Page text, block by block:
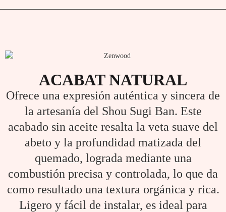
ACABAT NATURAL
Ofrece una expresión auténtica y sincera de
la artesanía del Shou Sugi Ban. Este
acabado sin aceite resalta la veta suave del
abeto y la profundidad matizada del
quemado, lograda mediante una
combustión precisa y controlada, lo que da
como resultado una textura orgánica y rica.
Ligero y fácil de instalar, es ideal para